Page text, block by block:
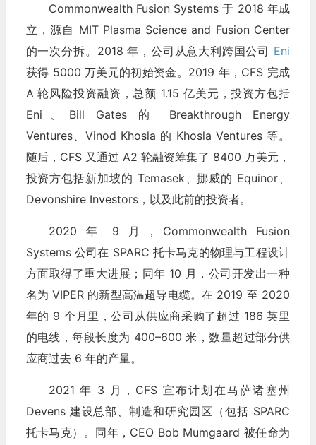
Commonwealth Fusion Systems 于 2018 年成
立，源自 MIT Plasma Science and Fusion Center
的一次分拆。2018 年，公司从意大利跨国公司 Eni
获得 5000 万美元的初始资金。2019 年，CFS 完成
A 轮风险投资融资，总额 1.15 亿美元，投资方包括
Eni、Bill Gates 的 Breakthrough Energy
Ventures、Vinod Khosla 的 Khosla Ventures 等。
随后，CFS 又通过 A2 轮融资筹集了 8400 万美元，
投资方包括新加坡的 Temasek、挪威的 Equinor、
Devonshire Investors，以及此前的投资者。
2020 年 9 月，Commonwealth Fusion
Systems 公司在 SPARC 托卡马克的物理与工程设计
方面取得了重大进展；同年 10 月，公司开发出一种
名为 VIPER 的新型高温超导电缆。在 2019 至 2020
年的 9 个月里，公司从供应商采购了超过 186 英里
的电线，每段长度为 400–600 米，数量超过部分供
应商过去 6 年的产量。
2021 年 3 月，CFS 宣布计划在马萨诸塞州
Devens 建设总部、制造和研究园区（包括 SPARC
托卡马克）。同年，CEO Bob Mumgaard 被任命为